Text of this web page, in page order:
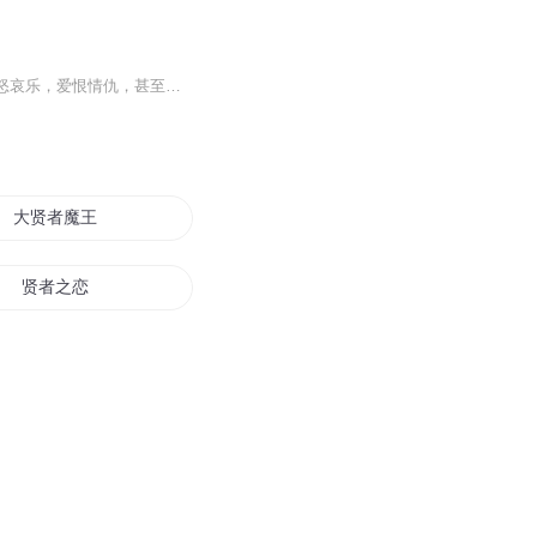
节目主题:魔都男女，市井小人物，房产暴发户，土著“白骨精”，异地漂泊者，围绕房子的喜怒哀乐，爱恨情仇，甚至生离死别…主播是谁:花声将适合谁听:男女老幼主播的话:边看边读，精彩与您分享。一口塑料散装“沪普”，斗胆演绎百样人生…博您一笑罢了
大贤者魔王
贤者之恋